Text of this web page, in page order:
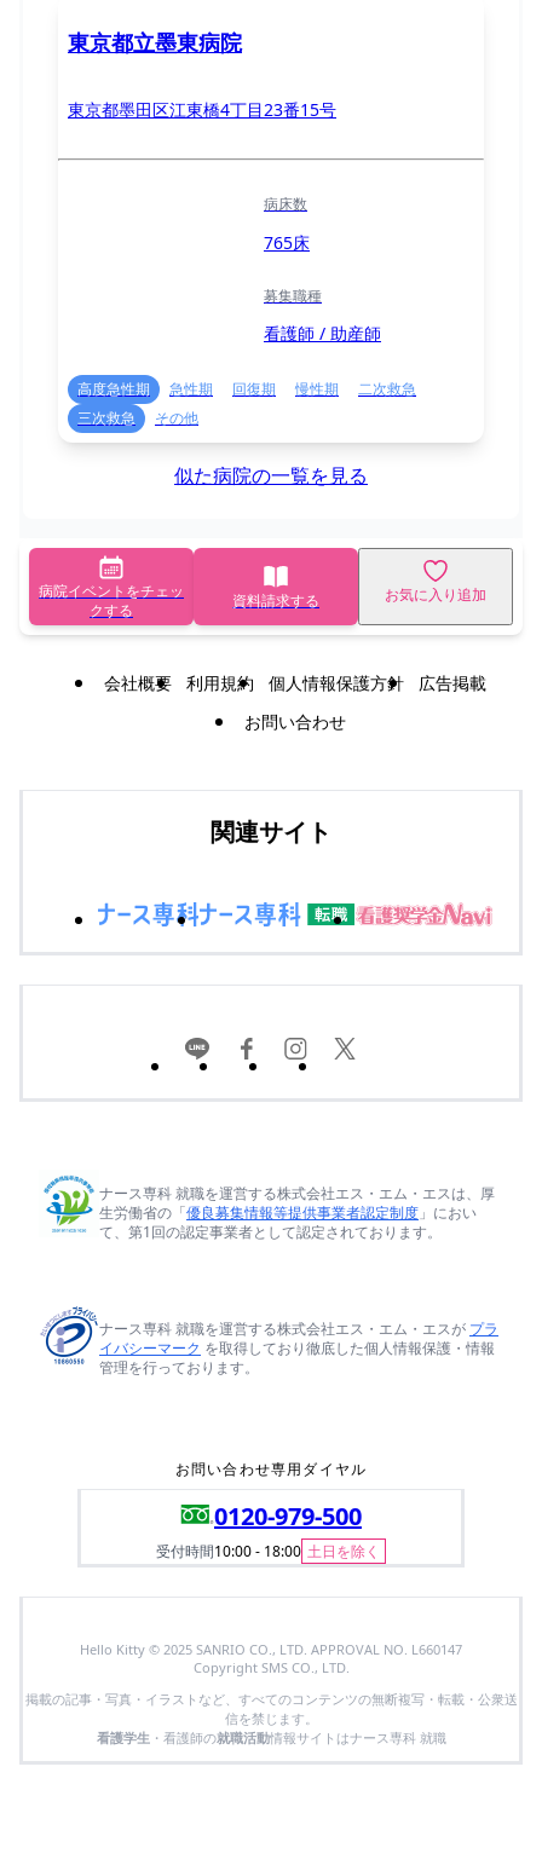
東京都立墨東病院
東京都墨田区江東橋4丁目23番15号
病床数
765床
募集職種
看護師 / 助産師
高度急性期 急性期 回復期 慢性期
二次救急
三次救急
その他
似た病院の一覧を見る
病院イベントをチェッ
クする
資料請求する お気に入り追加
会社概要 利用規約 個人情報保護方針
広告掲載
お問い合わせ
関連サイト
ナース専科 就職を運営する株式会社エス・エム・エスは、厚
生労働省の「優良募集情報等提供事業者認定制度 」におい
て、第1回の認定事業者として認定されております。
ナース専科 就職を運営する株式会社エス・エム・エスが プラ
イバシーマーク を取得しており徹底した個人情報保護・情報
管理を行っております。
お問い合わせ専用ダイヤル
0120-979-500
受付時間10:00 - 18:00 土日を除く
Hello Kitty © 2025 SANRIO CO., LTD. APPROVAL NO. L660147
Copyright SMS CO., LTD.
掲載の記事・写真・イラストなど、すべてのコンテンツの無断複写・転載・公衆送
信を禁じます。
看護学生・看護師の就職活動情報サイトはナース専科 就職